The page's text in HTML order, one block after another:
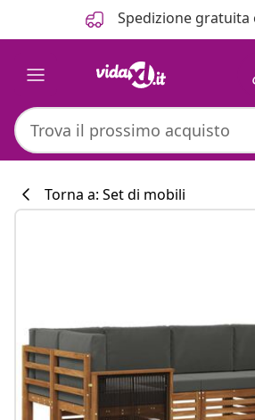
Spedizione gratuita
Torna a: Set di mobili